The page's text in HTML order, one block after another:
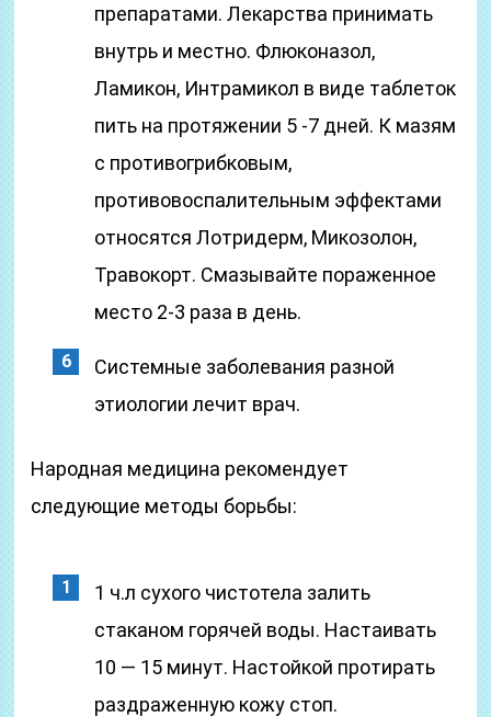
препаратами. Лекарства принимать
внутрь и местно. Флюконазол,
Ламикон, Интрамикол в виде таблеток
пить на протяжении 5 -7 дней. К мазям
с противогрибковым,
противовоспалительным эффектами
относятся Лотридерм, Микозолон,
Травокорт. Смазывайте пораженное
место 2-3 раза в день.
Системные заболевания разной
этиологии лечит врач.
Народная медицина рекомендует
следующие методы борьбы:
1 ч.л сухого чистотела залить
стаканом горячей воды. Настаивать
10 — 15 минут. Настойкой протирать
раздраженную кожу стоп.